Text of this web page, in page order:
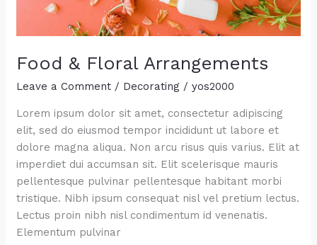
Food & Floral Arrangements
Leave a Comment / Decorating /yos2000
Lorem ipsum dolor sit amet, consectetur adipiscing
elit, sed do eiusmod tempor incididunt ut labore et
dolore magna aliqua. Non arcu risus quis varius. Elit at
imperdiet dui accumsan sit. Elit scelerisque mauris
pellentesque pulvinar pellentesque habitant morbi
tristique. Nibh ipsum consequat nisl vel pretium lectus.
Lectus proin nibh nisl condimentum id venenatis.
Elementum pulvinar